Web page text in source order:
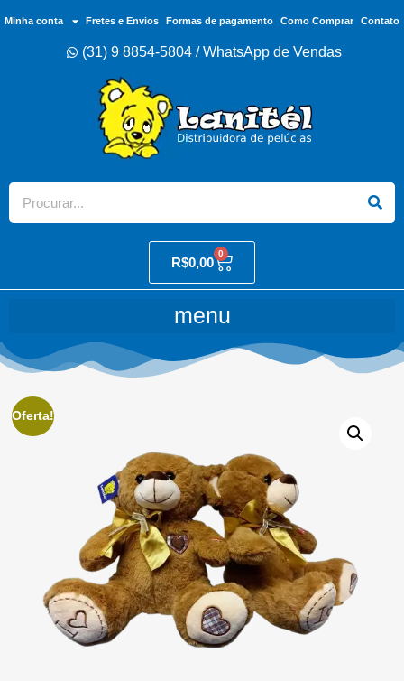
Minha conta Fretes e Envios Formas de pagamento Como Comprar Contato
(31) 9 8854-5804 / WhatsApp de Vendas
R$0,00
0
Oferta!